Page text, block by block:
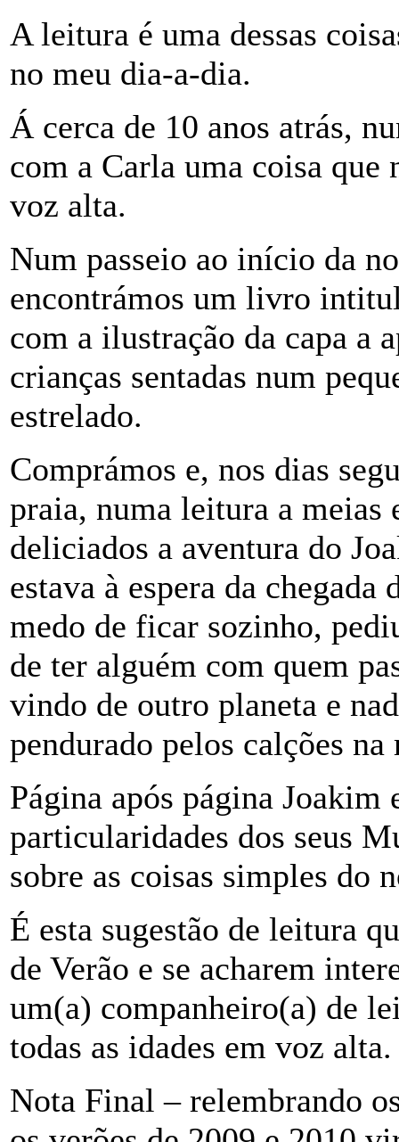
A leitura é uma dessas
no meu dia-a-dia.
Á cerca de 10 anos atrás,
com a Carla uma coisa
voz alta.
Num passeio ao início da
encontrámos um livro
com a ilustração da capa a
crianças sentadas num
estrelado.
Comprámos e, nos dias
praia, numa leitura a meias
deliciados a aventura do
estava à espera da
medo de ficar sozinho,
de ter alguém com quem
vindo de outro planeta e
pendurado pelos calções
Página após página Joakim
particularidades dos seus
sobre as coisas simples do
É esta sugestão de leitura
de Verão e se acharem
um(a) companheiro(a) de
todas as idades em voz alta.
Nota Final – relembrando